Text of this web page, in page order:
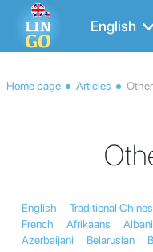
English
Home page Articles
English Traditional
French
Afrikaans
Azerbaijani
Belarusian